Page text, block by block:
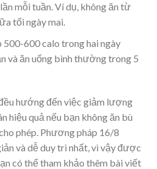
mỗi tuần. Ví dụ, không ăn từ
tối ngày mai.
500-600 calo trong hai ngày
và ăn uống bình thường trong 5
hướng đến việc giảm lượng
hiệu quả nếu bạn không ăn bù
phép. Phương pháp 16/8
và dễ duy trì nhất, vì vậy được
có thể tham khảo thêm bài viết